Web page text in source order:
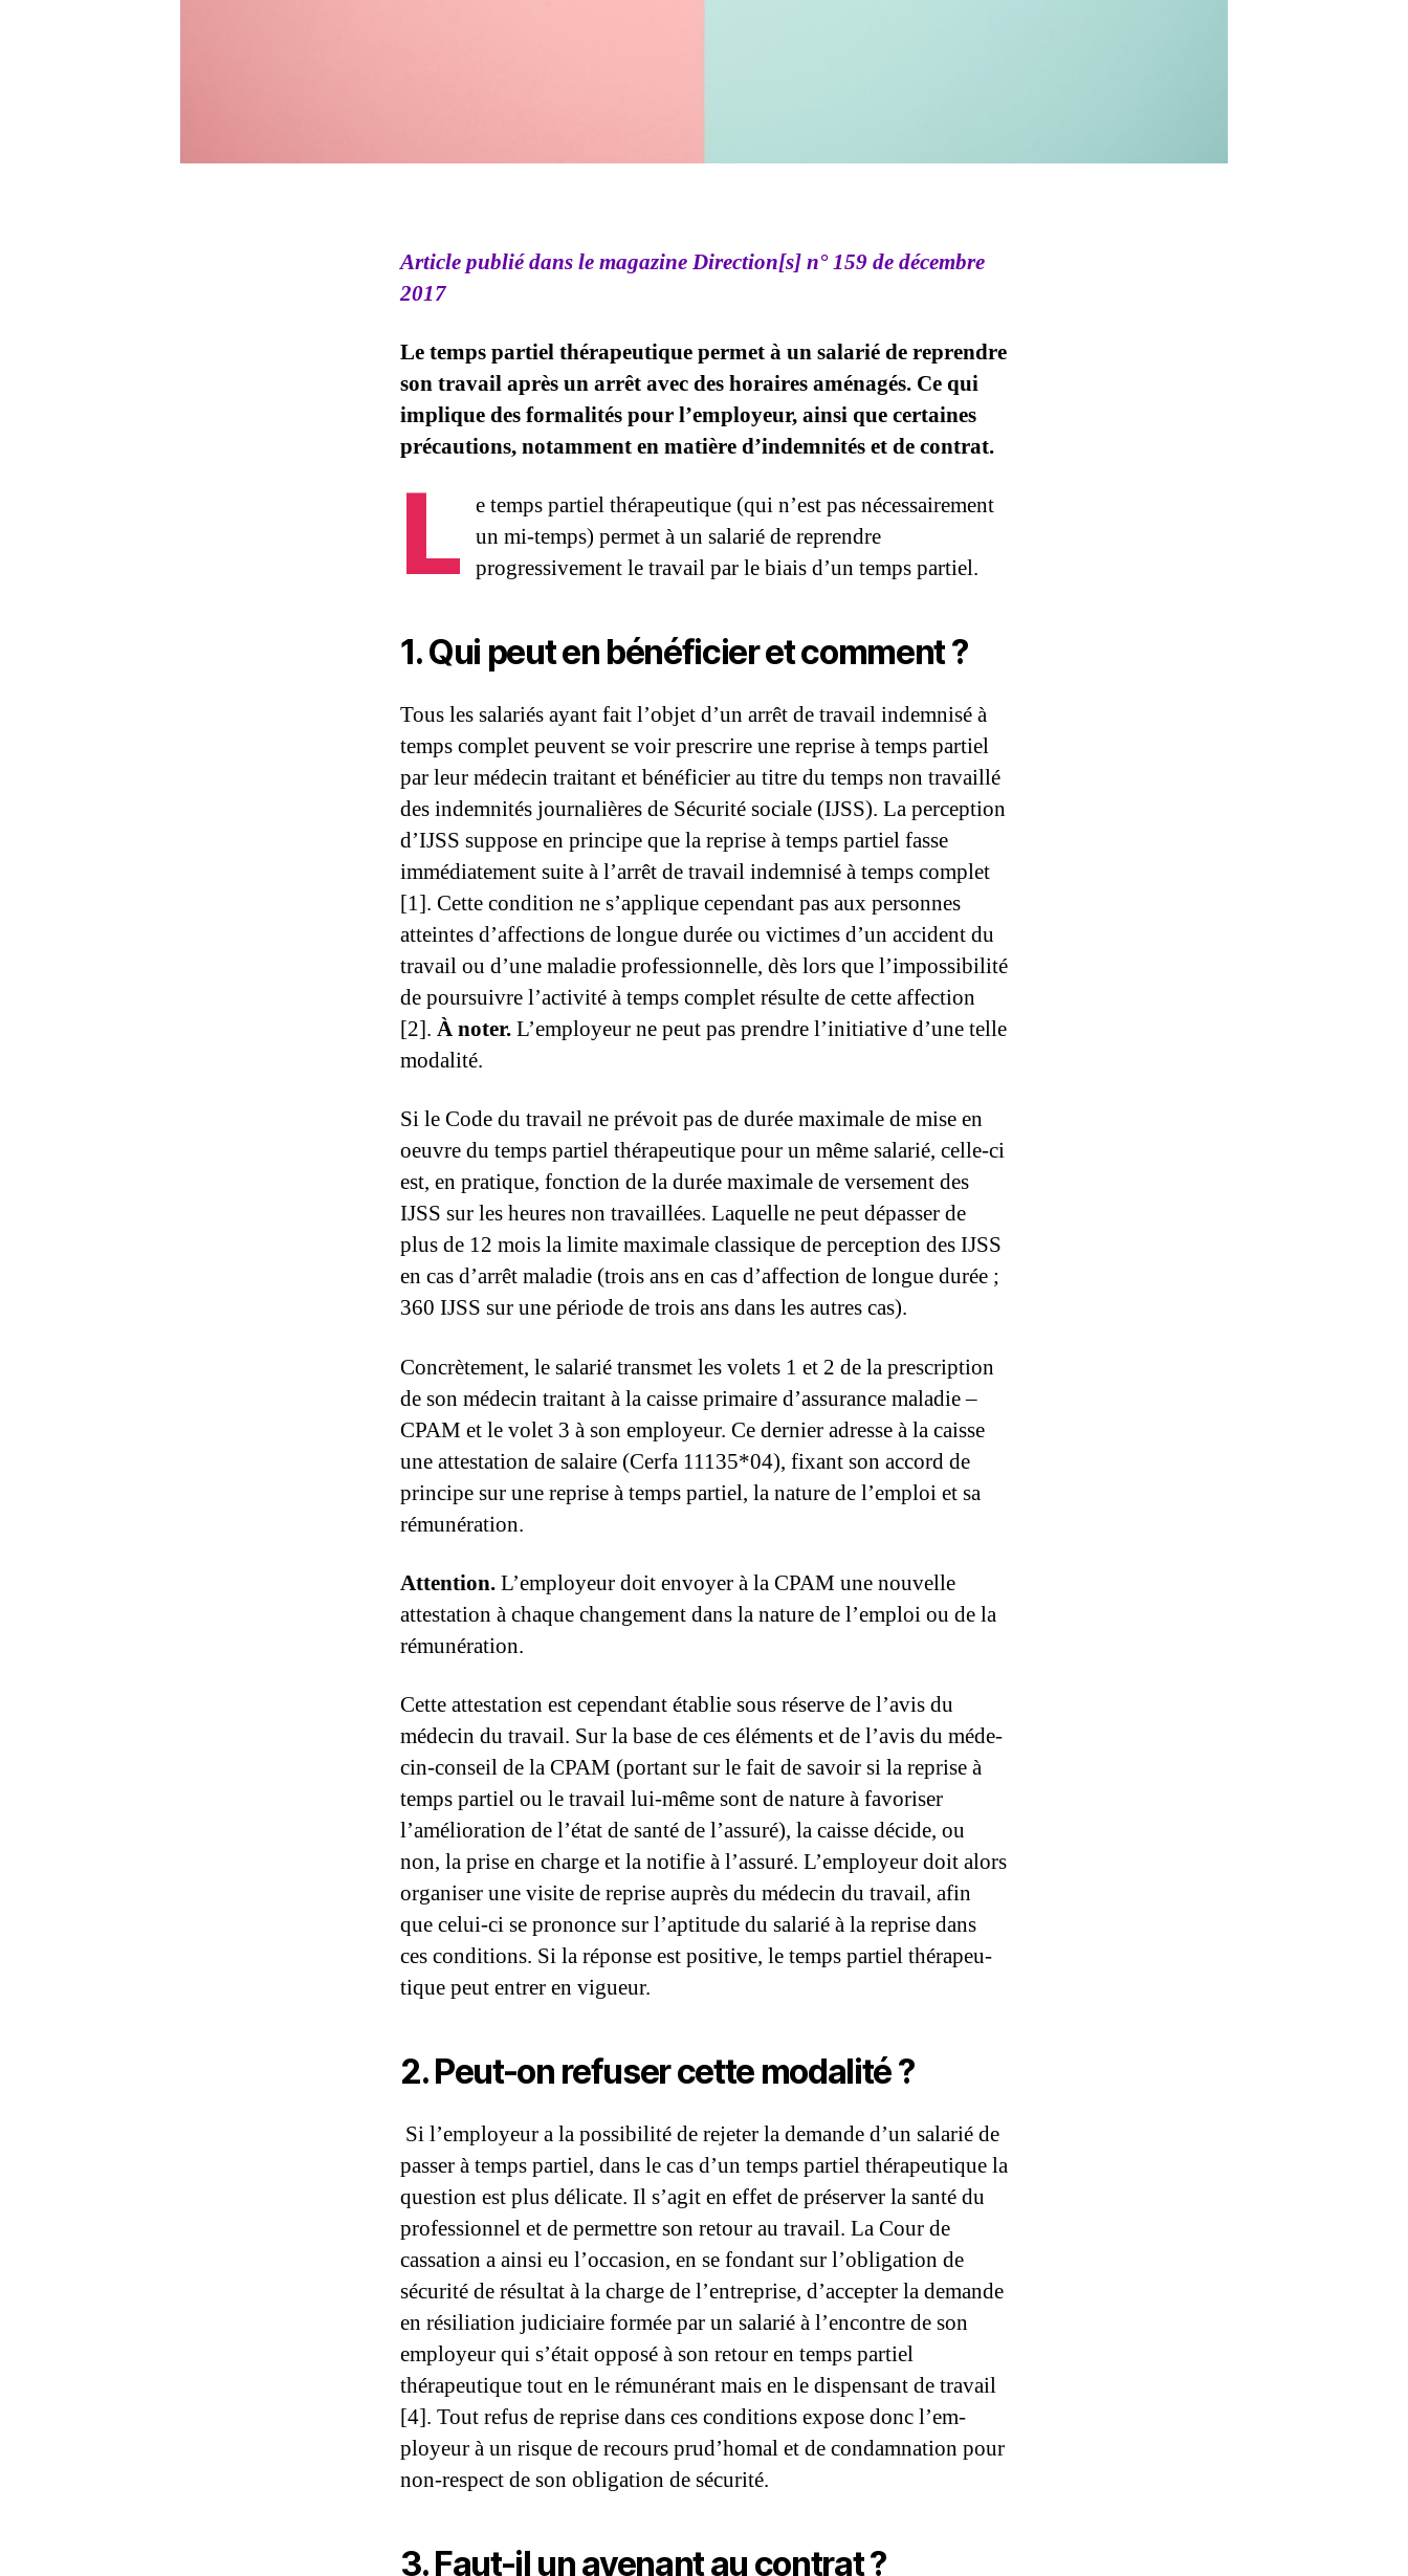
Article publié dans le magazine Direction[s] n° 159 de décembre
2017
Le temps partiel thérapeutique permet à un salarié de reprendre
son travail après un arrêt avec des horaires aménagés. Ce qui
implique des formalités pour l’employeur, ainsi que certaines
précautions, notamment en matière d’indemnités et de contrat.
L e temps partiel thérapeu­tique (qui n’est pas néces­sairement
un mi-temps) permet à un salarié de reprendre
progressivement le tra­vail par le biais d’un temps partiel.
1.Qui peut en bénéficier et comment ?
Tous les salariés ayant fait l’objet d’un arrêt de travail indemnisé à
temps complet peuvent se voir prescrire une reprise à temps partiel
par leur médecin traitant et bénéficier au titre du temps non tra­vaillé
des indemnités journalières de Sécurité sociale (IJSS). La percep­tion
d’IJSS suppose en principe que la reprise à temps partiel fasse
immédiatement suite à l’arrêt de tra­vail indemnisé à temps complet
[1]. Cette condition ne s’applique cependant pas aux personnes
atteintes d’affections de longue durée ou victimes d’un accident du
travail ou d’une maladie profession­nelle, dès lors que l’impossibilité
de poursuivre l’activité à temps com­plet résulte de cette affection
[2]. À noter.L’employeur ne peut pas prendre l’initiative d’une telle
modalité.
Si le Code du travail ne prévoit pas de durée maximale de mise en
oeuvre du temps partiel thérapeu­tique pour un même salarié, celle-ci
est, en pratique, fonction de la durée maximale de versement des
IJSS sur les heures non travaillées. Laquelle ne peut dépasser de
plus de 12 mois la limite maximale classique de perception des IJSS
en cas d’arrêt maladie (trois ans en cas d’affection de longue durée ;
360 IJSS sur une période de trois ans dans les autres cas).
Concrètement, le salarié trans­met les volets 1 et 2 de la prescrip­tion
de son médecin traitant à la caisse primaire d’assurance mala­die –
CPAM et le volet 3 à son employeur. Ce dernier adresse à la caisse
une attestation de salaire (Cerfa 11135*04), fixant son accord de
principe sur une reprise à temps partiel, la nature de l’em­ploi et sa
rémunération.
Attention.L’employeur doit envoyer à la CPAM une nouvelle
attestation à chaque changement dans la nature de l’emploi ou de la
rémunération.
Cette attestation est cependant établie sous réserve de l’avis du
médecin du travail. Sur la base de ces éléments et de l’avis du méde­
cin-conseil de la CPAM (portant sur le fait de savoir si la reprise à
temps partiel ou le travail lui-même sont de nature à favoriser
l’amélioration de l’état de santé de l’assuré), la caisse décide, ou
non, la prise en charge et la notifie à l’assuré. L’employeur doit alors
organiser une visite de reprise auprès du médecin du travail, afin
que celui-ci se prononce sur l’apti­tude du salarié à la reprise dans
ces conditions. Si la réponse est positive, le temps partiel thérapeu­
tique peut entrer en vigueur.
2.Peut-on refuser cette modalité ?
Si l’employeur a la possibi­lité de rejeter la demande d’un salarié de
passer à temps par­tiel, dans le cas d’un temps partiel thérapeutique la
question est plus délicate. Il s’agit en effet de préser­ver la santé du
professionnel et de permettre son retour au travail. La Cour de
cassation a ainsi eu l’occa­sion, en se fondant sur l’obligation de
sécurité de résultat à la charge de l’entreprise, d’accepter la demande
en résiliation judiciaire formée par un salarié à l’encontre de son
employeur qui s’était oppo­sé à son retour en temps partiel
thérapeutique tout en le rémuné­rant mais en le dispensant de tra­vail
[4]. Tout refus de reprise dans ces conditions expose donc l’em­
ployeur à un risque de recours prud’homal et de condamnation pour
non-respect de son obligation de sécurité.
3.Faut-il un avenant au contrat ?